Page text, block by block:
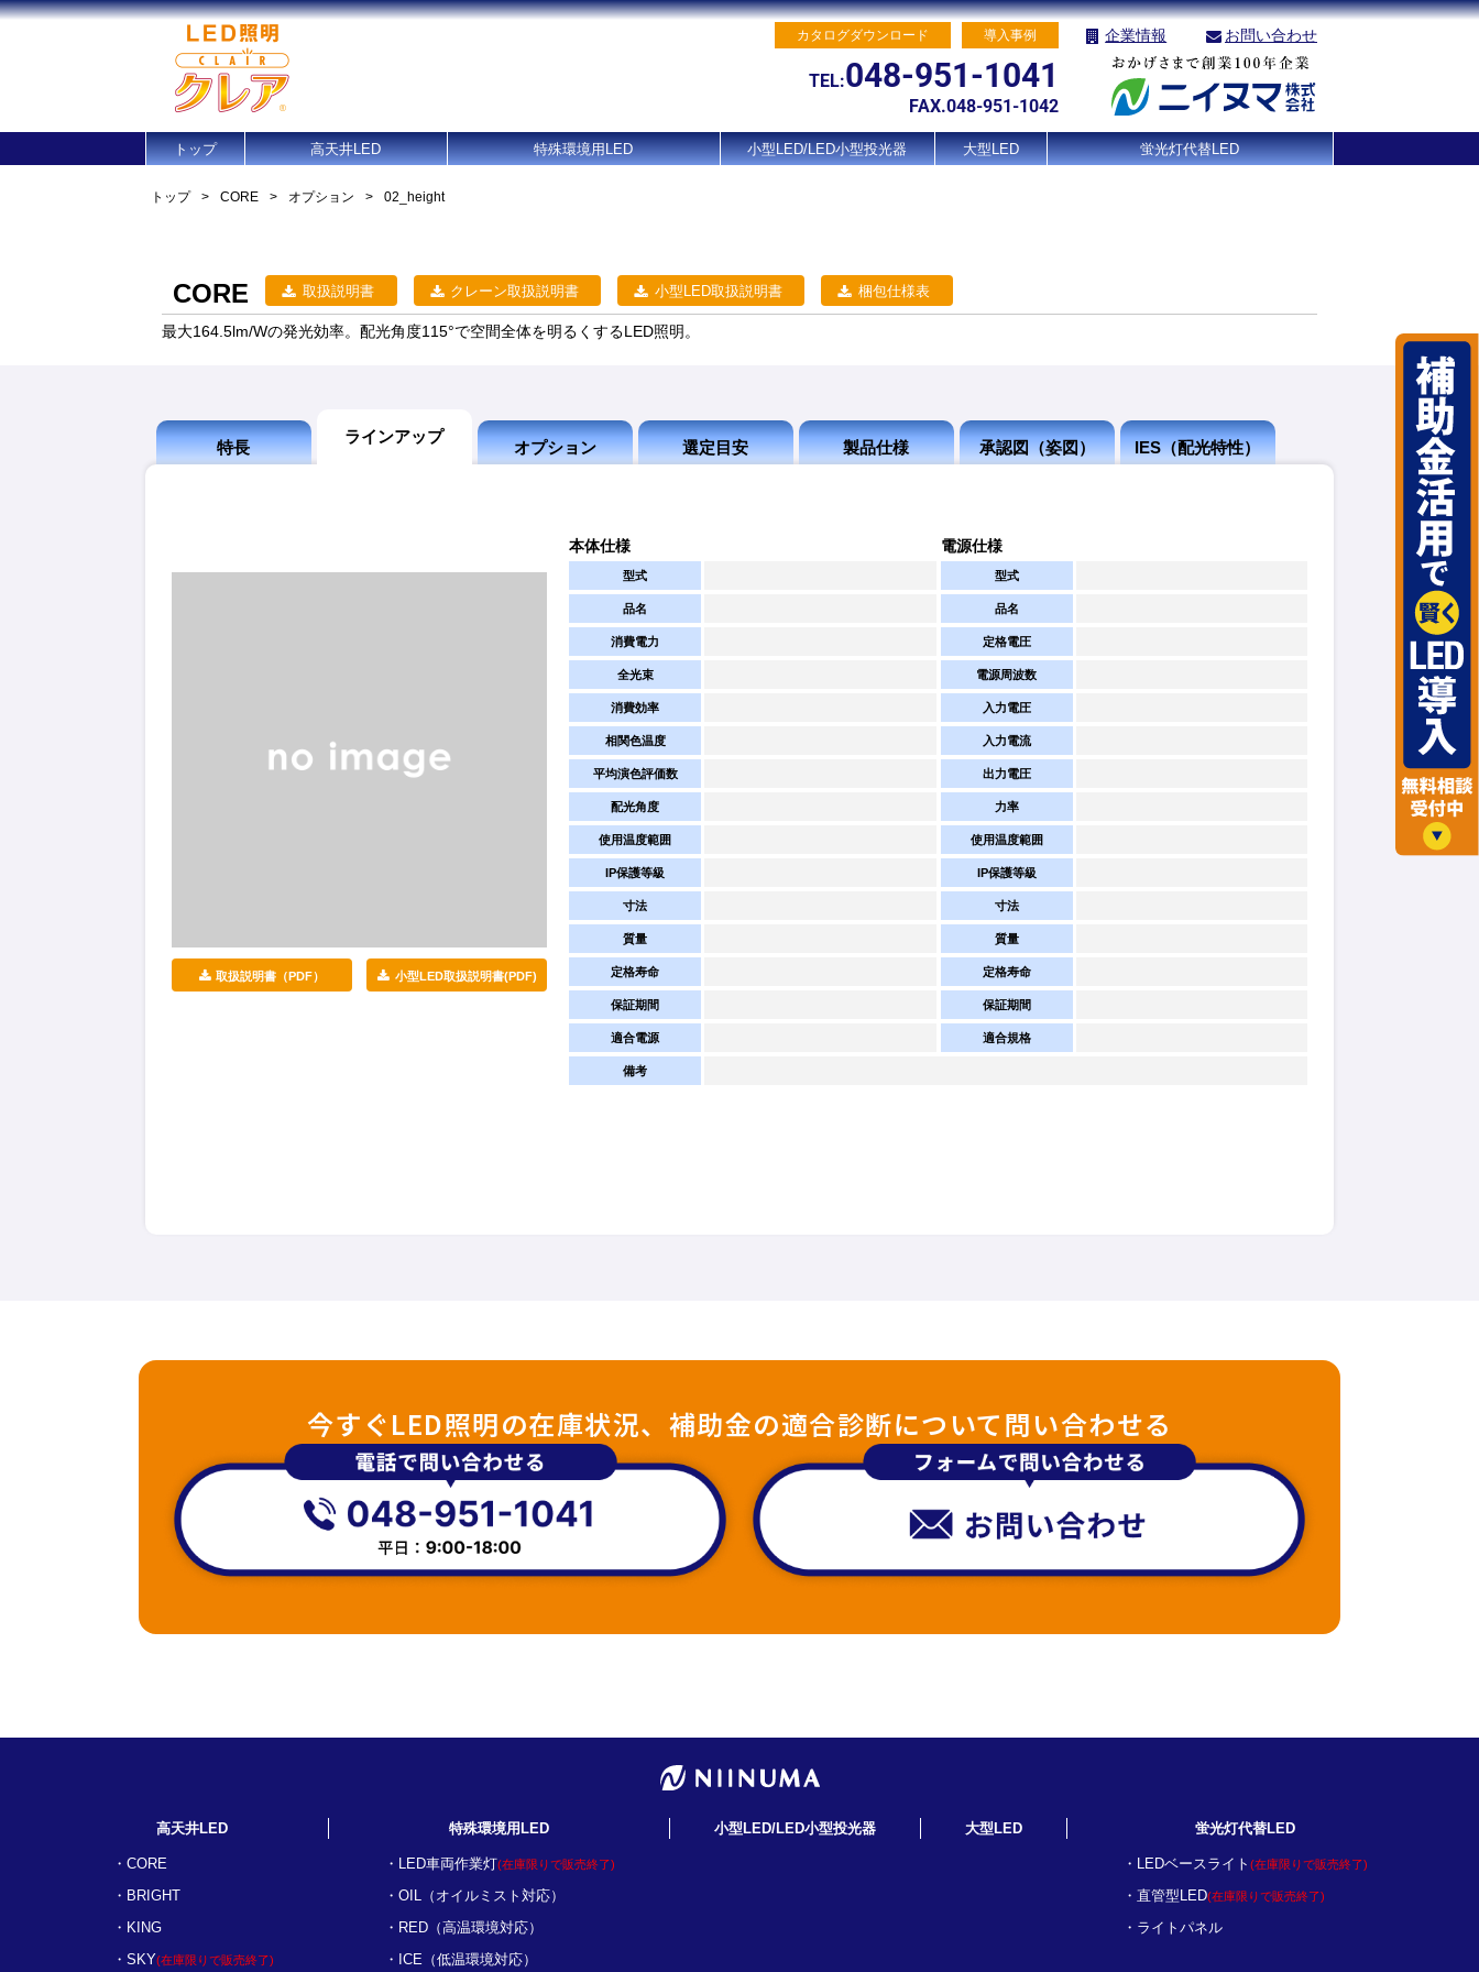
カタログダウンロード 導入事例
TEL:048-951-1041
FAX.048-951-1042
企業情報 お問い合わせ
トップ 高天井LED 特殊環境用LED 小型LED/LED小型投光器 大型LED 蛍光灯代替LED
トップ > CORE > オプション > 02_height
CORE 取扱説明書 クレーン取扱説明書 小型LED取扱説明書 梱包仕様表
最大164.5lm/Wの発光効率。配光角度115°で空間全体を明るくするLED照明。
特長
ラインアップ
オプション 選定目安 製品仕様 承認図（姿図） IES（配光特性）
取扱説明書（PDF） 小型LED取扱説明書(PDF)
本体仕様
型式
品名
消費電力
全光束
消費効率
相関色温度
平均演色評価数
配光角度
使用温度範囲
IP保護等級
寸法
質量
定格寿命
保証期間
適合電源
電源仕様
型式
品名
定格電圧
電源周波数
入力電圧
入力電流
出力電圧
力率
使用温度範囲
IP保護等級
寸法
質量
定格寿命
保証期間
適合規格
備考
今すぐLED照明の在庫状況、補助金の適合診断について問い合わせる
高天井LED
CORE
BRIGHT
KING
SKY(在庫限りで販売終了)
特殊環境用LED
LED車両作業灯(在庫限りで販売終了)
OIL（オイルミスト対応）
RED（高温環境対応）
ICE（低温環境対応）
小型LED/LED小型投光器 大型LED 蛍光灯代替LED
LEDベースライト (在庫限りで販売終了)
直管型LED(在庫限りで販売終了)
ライトパネル